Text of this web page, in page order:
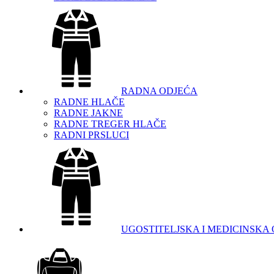
RADNA ODJEĆA
RADNE HLAČE
RADNE JAKNE
RADNE TREGER HLAČE
RADNI PRSLUCI
UGOSTITELJSKA I MEDICINSKA